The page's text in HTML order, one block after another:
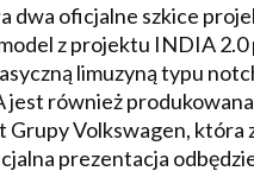
dwa oficjalne szkice
z projektu INDIA 2.0
limuzyną typu
jest również
Volkswagen, która
prezentacja